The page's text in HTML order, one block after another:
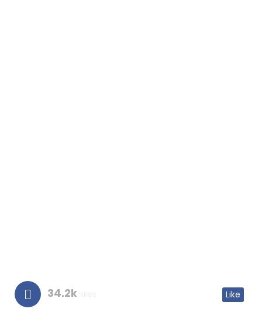
34.2k Like